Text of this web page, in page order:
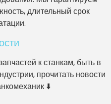
длительный срок
к станкам, быть в
прочитать новости
⬇️